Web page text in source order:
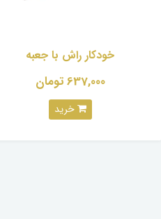
خودکار راش با جعبه
637,000 تومان
خرید